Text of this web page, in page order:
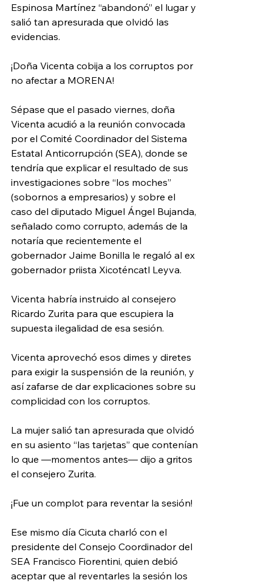
Espinosa Martínez “abandonó” el lugar y
salió tan apresurada que olvidó las
evidencias.
¡Doña Vicenta cobija a los corruptos por
no afectar a MORENA!
Sépase que el pasado viernes, doña
Vicenta acudió a la reunión convocada
por el Comité Coordinador del Sistema
Estatal Anticorrupción (SEA), donde se
tendría que explicar el resultado de sus
investigaciones sobre “los moches”
(sobornos a empresarios) y sobre el
caso del diputado Miguel Ángel Bujanda,
señalado como corrupto, además de la
notaría que recientemente el
gobernador Jaime Bonilla le regaló al ex
gobernador priista Xicoténcatl Leyva.
Vicenta habría instruido al consejero
Ricardo Zurita para que escupiera la
supuesta ilegalidad de esa sesión.
Vicenta aprovechó esos dimes y diretes
para exigir la suspensión de la reunión, y
así zafarse de dar explicaciones sobre su
complicidad con los corruptos.
La mujer salió tan apresurada que olvidó
en su asiento “las tarjetas” que contenían
lo que —momentos antes— dijo a gritos
el consejero Zurita.
¡Fue un complot para reventar la sesión!
Ese mismo día Cicuta charló con el
presidente del Consejo Coordinador del
SEA Francisco Fiorentini, quien debió
aceptar que al reventarles la sesión los